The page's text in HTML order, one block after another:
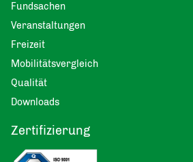
Fundsachen
Veranstaltungen
Freizeit
Mobilitätsvergleich
Qualität
Downloads
Zertifizierung